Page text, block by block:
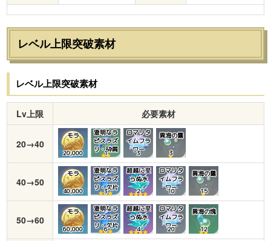
レベル上限突破素材
レベル上限突破素材
Lv上限 必要素材
20→40
モラ
20,000
澄明なラ
ピスラズ
リ・砕屑
1
ロマリタ
イムフラ
ワー
3
異海の露
3
40→50
モラ
40,000
澄明なラ
ピスラズ
リ・欠片
3
超越に至
らぬ水
2
ロマリタ
イムフラ
ワー
10
異海の露
15
50→60
モラ
60,000
澄明なラ
ピスラズ
リ・欠片
6
超越に至
らぬ水
4
ロマリタ
イムフラ
ワー
20
異海の塊
12